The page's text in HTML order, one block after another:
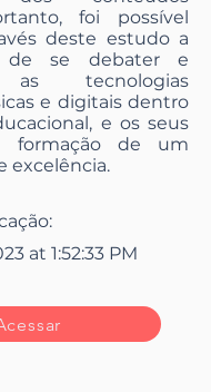
foi possível
deste estudo a
de se debater e
as tecnologias
e digitais dentro
e os seus
formação de um
excelência.
at 1:52:33 PM